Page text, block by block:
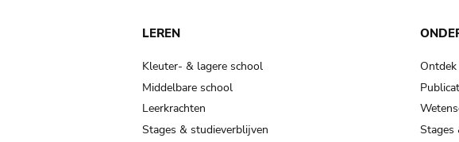
LEREN
Kleuter- & lagere school
Middelbare school
Leerkrachten
Stages & studieverblijven
Stages